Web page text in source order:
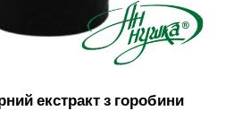
екстракт з горобини